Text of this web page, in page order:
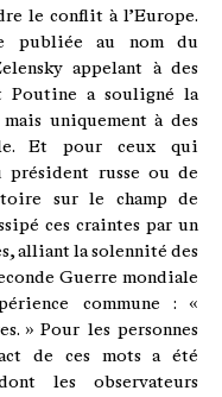
le conflit à l’Europe.
publiée au nom du
appelant à des
Poutine a souligné la
uniquement à des
Et pour ceux qui
russe ou de
sur le champ de
ces craintes par un
alliant la solennité des
Guerre mondiale
commune : «
» Pour les personnes
de ces mots a été
les observateurs